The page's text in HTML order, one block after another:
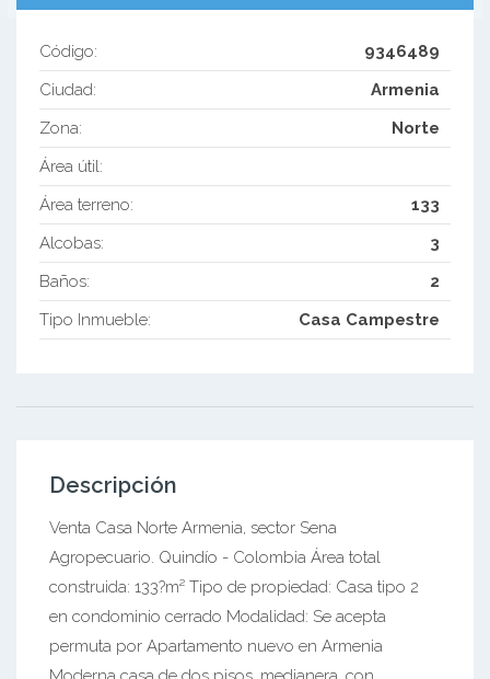
Código:
9346489
Ciudad:
Armenia
Zona:
Norte
Área útil:
Área terreno:
133
Alcobas:
3
Baños:
2
Tipo Inmueble:
Casa Campestre
Descripción
Venta Casa Norte Armenia, sector Sena
Agropecuario. Quindío - Colombia Área total
construida: 133?m² Tipo de propiedad: Casa tipo 2
en condominio cerrado Modalidad: Se acepta
permuta por Apartamento nuevo en Armenia